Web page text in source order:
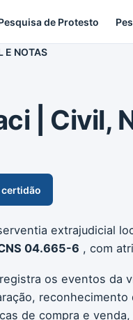
de Protesto
E NOTAS
| Civil,
extrajudicial
04.665-6 , com
os eventos
de compra e